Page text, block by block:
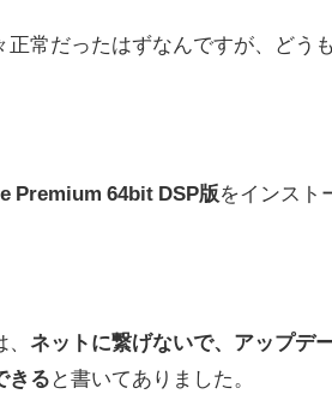
正常だったはずなんですが、どう
64bit DSP版をインスト
ネットに繋げないで、アップデ
きる と書いてありました。